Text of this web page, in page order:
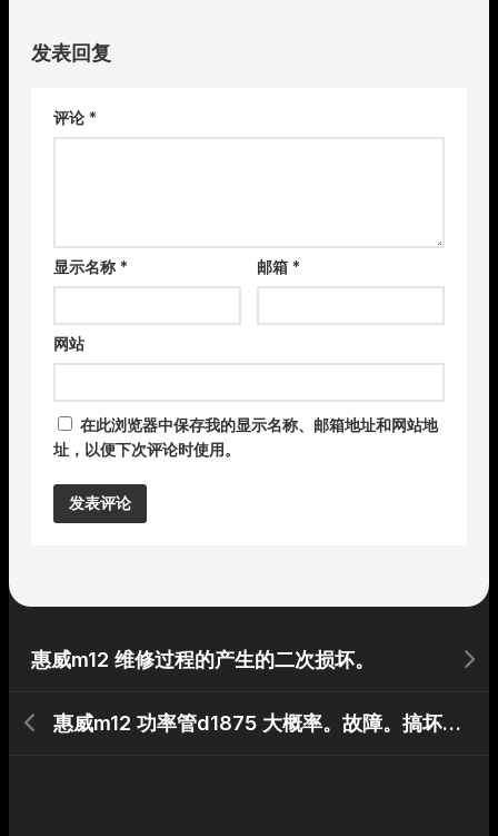
发表回复
评论 *
显示名称 * 邮箱*
网站
在此浏览器中保存我的显示名称、邮箱地址和网站地
址，以便下次评论时使用。
惠威m12 维修过程的产生的二次损坏。
惠威m12 功率管d1875 大概率。故障。搞坏我的电脑的声卡，昨天又搞坏我不见不散的给孩子听故事用的播放器。